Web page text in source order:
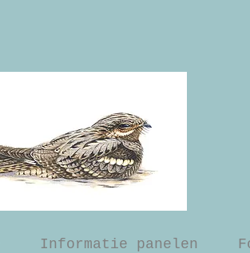
Informatie panelen